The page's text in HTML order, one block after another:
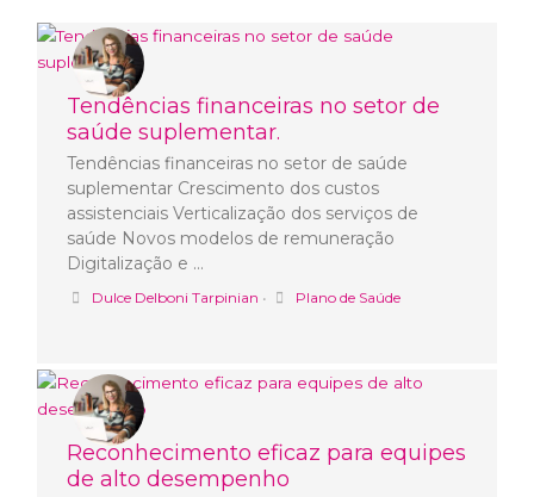
Tendências financeiras no setor de
saúde suplementar.
Tendências financeiras no setor de saúde
suplementar Crescimento dos custos
assistenciais Verticalização dos serviços de
saúde Novos modelos de remuneração
Digitalização e …
Dulce Delboni Tarpinian • Plano de Saúde
Reconhecimento eficaz para equipes
de alto desempenho